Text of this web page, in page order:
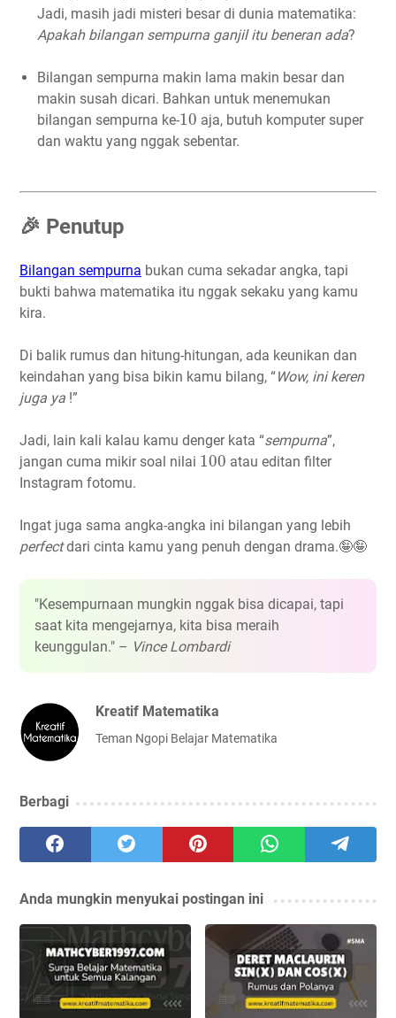
Jadi, masih jadi misteri besar di dunia matematika:
Apakah bilangan sempurna ganjil itu beneran ada?
Bilangan sempurna makin lama makin besar dan
makin susah dicari. Bahkan untuk menemukan
bilangan sempurna ke-10
10 aja, butuh komputer super
dan waktu yang nggak sebentar.
🎉 Penutup
Bilangan sempurna bukan cuma sekadar angka, tapi
bukti bahwa matematika itu nggak sekaku yang kamu
kira.
Di balik rumus dan hitung-hitungan, ada keunikan dan
keindahan yang bisa bikin kamu bilang, “Wow, ini keren
juga ya !”
Jadi, lain kali kalau kamu denger kata “sempurna”,
jangan cuma mikir soal nilai 100
100 atau editan filter
Instagram fotomu.
Ingat juga sama angka-angka ini bilangan yang lebih
perfectdari cinta kamu yang penuh dengan drama.🤪🤪
"Kesempurnaan mungkin nggak bisa dicapai, tapi
saat kita mengejarnya, kita bisa meraih
keunggulan." – Vince Lombardi
Kreatif Matematika
Teman Ngopi Belajar Matematika
Berbagi
Anda mungkin menyukai postingan ini